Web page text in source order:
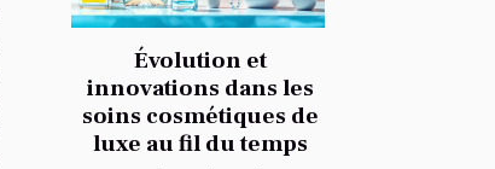
Évolution et
innovations dans les
soins cosmétiques de
luxe au fil du temps